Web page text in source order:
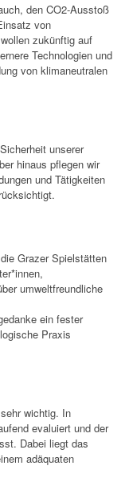
h, den CO2-Ausstoß
von
zukünftig auf
Technologien und
von klimaneutralen
unserer
hinaus pflegen wir
und Tätigkeiten
Grazer Spielstätten
umweltfreundliche
ein fester
Praxis
wichtig. In
evaluiert und der
Dabei liegt das
adäquaten